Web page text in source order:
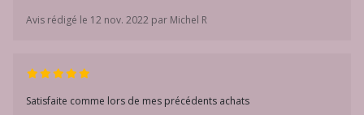
Avis rédigé le 12 nov. 2022 par Michel R
Satisfaite comme lors de mes précédents achats